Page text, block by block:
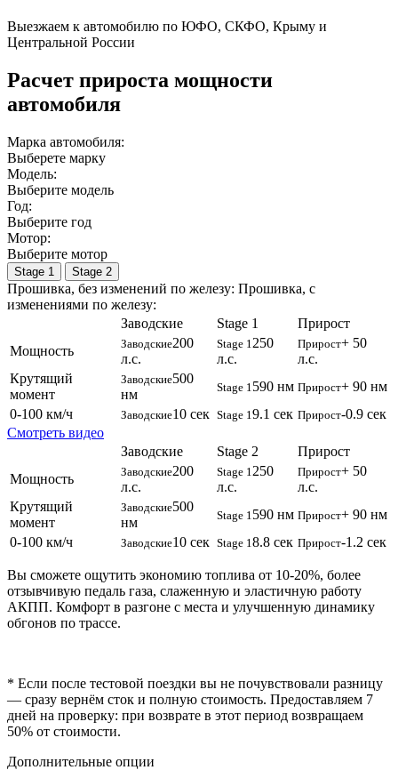
Выезжаем к автомобилю по ЮФО, СКФО, Крыму и
Центральной России
Расчет прироста мощности
автомобиля
Марка автомобиля:
Выберете марку
Модель:
Выберите модель
Год:
Выберите год
Мотор:
Выберите мотор
Stage 1 Stage 2
Прошивка, без изменений по железу: Прошивка, c
изменениями по железу:
Заводские
Stage 1
Прирост
Мощность
Заводские200
л.с.
Stage 1 250
л.с.
Прирост+ 50
л.с.
Крутящий
момент
Заводские500
нм
Stage 1 590 нм Прирост+ 90 нм
0-100 км/ч
Заводские10 сек Stage 1 9.1 сек Прирост-0.9 сек
Смотреть видео
Заводские
Stage 2
Прирост
Мощность
Заводские200
л.с.
Stage 1 250
л.с.
Прирост+ 50
л.с.
Крутящий
момент
Заводские500
нм
Stage 1 590 нм Прирост+ 90 нм
0-100 км/ч
Заводские10 сек Stage 1 8.8 сек Прирост-1.2 сек
Вы сможете ощутить экономию топлива от 10-20%, более
отзывчивую педаль газа, слаженную и эластичную работу
АКПП. Комфорт в разгоне с места и улучшенную динамику
обгонов по трассе.
* Если после тестовой поездки вы не почувствовали разницу
— сразу вернём сток и полную стоимость. Предоставляем 7
дней на проверку: при возврате в этот период возвращаем
50% от стоимости.
Дополнительные опции